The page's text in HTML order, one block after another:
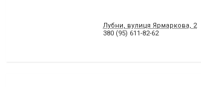
Лубни, вулиця Ярмаркова, 2
380 (95) 611-82-62